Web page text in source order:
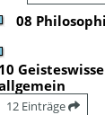
08
10
12 Einträge